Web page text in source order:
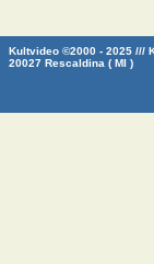
Kultvideo ©2000 - 2025 ///
20027 Rescaldina ( MI )